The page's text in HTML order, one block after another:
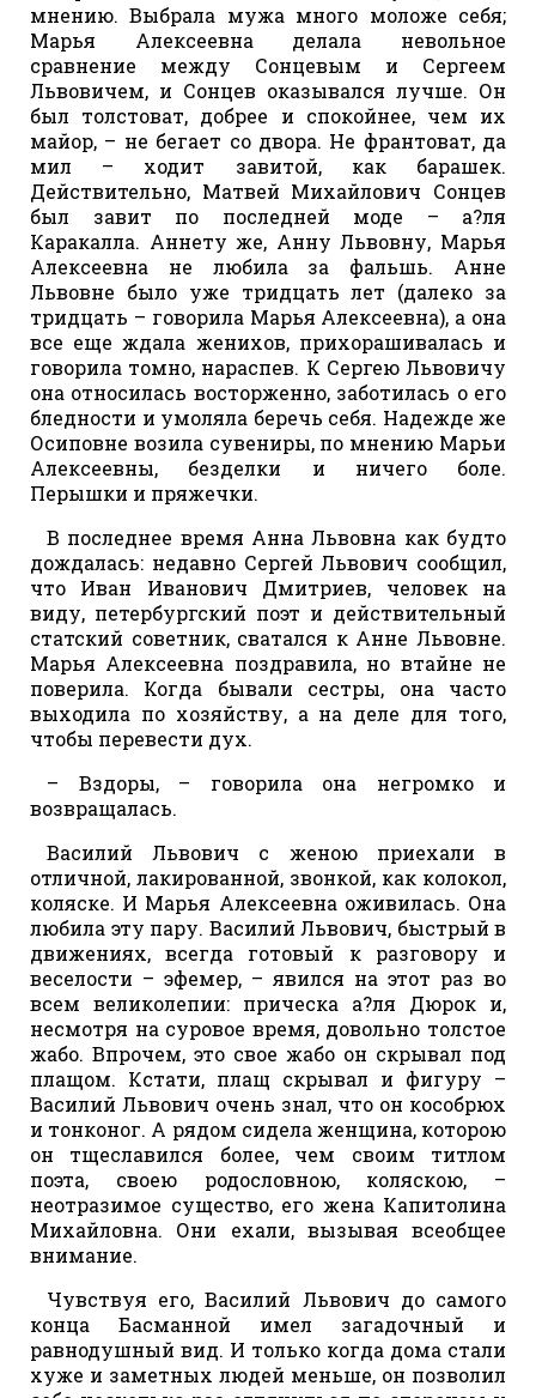
мнению. Выбрала мужа много моложе себя;
Марья Алексеевна делала невольное
сравнение между Сонцевым и Сергеем
Львовичем, и Сонцев оказывался лучше. Он
был толстоват, добрее и спокойнее, чем их
майор, – не бегает со двора. Не франтоват, да
мил – ходит завитой, как барашек.
Действительно, Матвей Михайлович Сонцев
был завит по последней моде – а?ля
Каракалла. Аннету же, Анну Львовну, Марья
Алексеевна не любила за фальшь. Анне
Львовне было уже тридцать лет (далеко за
тридцать – говорила Марья Алексеевна), а она
все еще ждала женихов, прихорашивалась и
говорила томно, нараспев. К Сергею Львовичу
она относилась восторженно, заботилась о его
бледности и умоляла беречь себя. Надежде же
Осиповне возила сувениры, по мнению Марьи
Алексеевны, безделки и ничего боле.
Перышки и пряжечки.
В последнее время Анна Львовна как будто
дождалась: недавно Сергей Львович сообщил,
что Иван Иванович Дмитриев, человек на
виду, петербургский поэт и действительный
статский советник, сватался к Анне Львовне.
Марья Алексеевна поздравила, но втайне не
поверила. Когда бывали сестры, она часто
выходила по хозяйству, а на деле для того,
чтобы перевести дух.
– Вздоры, – говорила она негромко и
возвращалась.
Василий Львович с женою приехали в
отличной, лакированной, звонкой, как колокол,
коляске. И Марья Алексеевна оживилась. Она
любила эту пару. Василий Львович, быстрый в
движениях, всегда готовый к разговору и
веселости – эфемер, – явился на этот раз во
всем великолепии: прическа а?ля Дюрок и,
несмотря на суровое время, довольно толстое
жабо. Впрочем, это свое жабо он скрывал под
плащом. Кстати, плащ скрывал и фигуру –
Василий Львович очень знал, что он кособрюх
и тонконог. А рядом сидела женщина, которою
он тщеславился более, чем своим титлом
поэта, своею родословною, коляскою, –
неотразимое существо, его жена Капитолина
Михайловна. Они ехали, вызывая всеобщее
внимание.
Чувствуя его, Василий Львович до самого
конца Басманной имел загадочный и
равнодушный вид. И только когда дома стали
хуже и заметных людей меньше, он позволил